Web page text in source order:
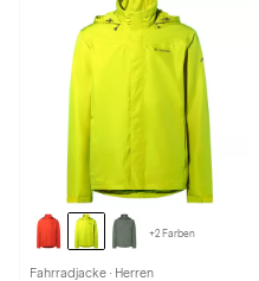
+2 Farben
Fahrradjacke · Herren